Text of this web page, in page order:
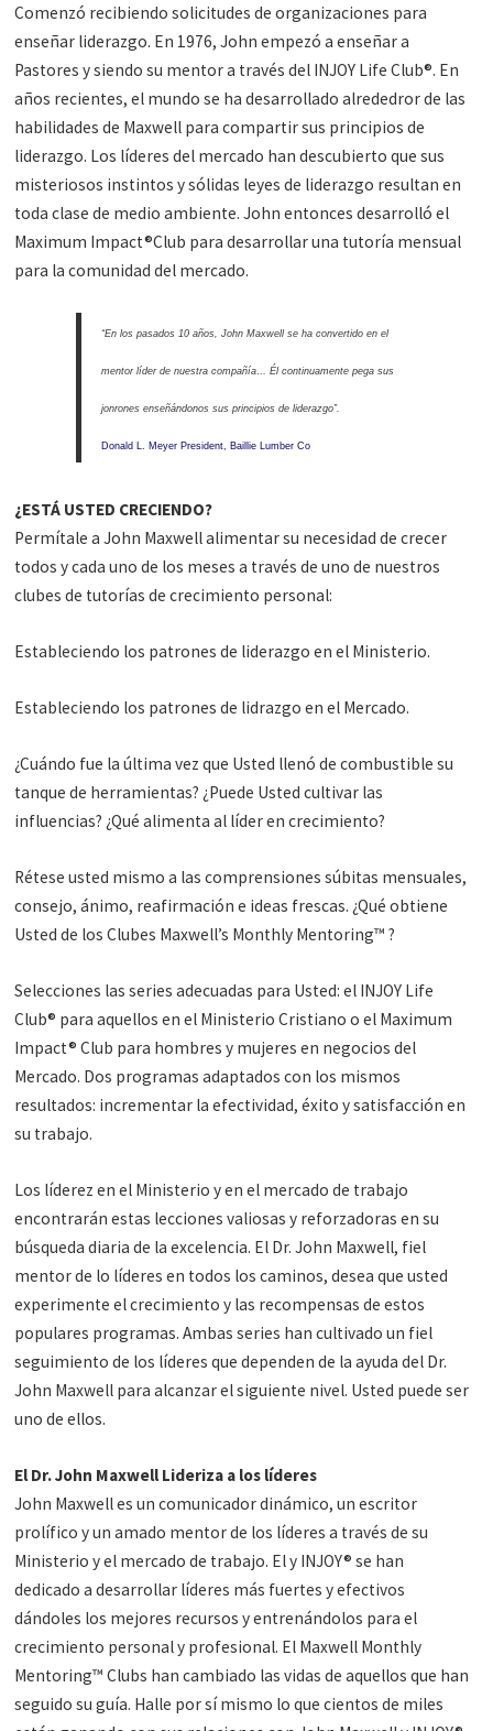
Comenzó recibiendo solicitudes de organizaciones para
enseñar liderazgo. En 1976, John empezó a enseñar a
Pastores y siendo su mentor a través del INJOY Life Club®. En
años recientes, el mundo se ha desarrollado alrededror de las
habilidades de Maxwell para compartir sus principios de
liderazgo. Los líderes del mercado han descubierto que sus
misteriosos instintos y sólidas leyes de liderazgo resultan en
toda clase de medio ambiente. John entonces desarrolló el
Maximum Impact®Club para desarrollar una tutoría mensual
para la comunidad del mercado.
“En los pasados 10 años, John Maxwell se ha convertido en el
mentor líder de nuestra compañía… Él continuamente pega sus
jonrones enseñándonos sus principios de liderazgo”.
Donald L. Meyer President, Baillie Lumber Co
¿ESTÁ USTED CRECIENDO?
Permítale a John Maxwell alimentar su necesidad de crecer
todos y cada uno de los meses a través de uno de nuestros
clubes de tutorías de crecimiento personal:
Estableciendo los patrones de liderazgo en el Ministerio.
Estableciendo los patrones de lidrazgo en el Mercado.
¿Cuándo fue la última vez que Usted llenó de combustible su
tanque de herramientas? ¿Puede Usted cultivar las
influencias? ¿Qué alimenta al líder en crecimiento?
Rétese usted mismo a las comprensiones súbitas mensuales,
consejo, ánimo, reafirmación e ideas frescas. ¿Qué obtiene
Usted de los Clubes Maxwell’s Monthly Mentoring™ ?
Selecciones las series adecuadas para Usted: el INJOY Life
Club® para aquellos en el Ministerio Cristiano o el Maximum
Impact® Club para hombres y mujeres en negocios del
Mercado. Dos programas adaptados con los mismos
resultados: incrementar la efectividad, éxito y satisfacción en
su trabajo.
Los líderez en el Ministerio y en el mercado de trabajo
encontrarán estas lecciones valiosas y reforzadoras en su
búsqueda diaria de la excelencia. El Dr. John Maxwell, fiel
mentor de lo líderes en todos los caminos, desea que usted
experimente el crecimiento y las recompensas de estos
populares programas. Ambas series han cultivado un fiel
seguimiento de los líderes que dependen de la ayuda del Dr.
John Maxwell para alcanzar el siguiente nivel. Usted puede ser
uno de ellos.
El Dr. John Maxwell Lideriza a los líderes
John Maxwell es un comunicador dinámico, un escritor
prolífico y un amado mentor de los líderes a través de su
Ministerio y el mercado de trabajo. El y INJOY® se han
dedicado a desarrollar líderes más fuertes y efectivos
dándoles los mejores recursos y entrenándolos para el
crecimiento personal y profesional. El Maxwell Monthly
Mentoring™ Clubs han cambiado las vidas de aquellos que han
seguido su guía. Halle por sí mismo lo que cientos de miles